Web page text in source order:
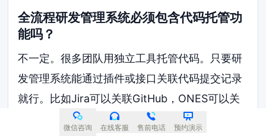
全流程研发管理系统必须包含代码托管功
能吗？
不一定。很多团队用独立工具托管代码。只要研
发管理系统能通过插件或接口关联代码提交记录
就行。比如Jira可以关联GitHub，ONES可以关
联代码仓库。核心是数据能打通，不一定非要在
微信咨询 在线客服 售前电话 预约演示